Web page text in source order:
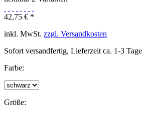
42,75 € *
inkl. MwSt. zzgl. Versandkosten
Sofort versandfertig, Lieferzeit ca. 1-3 Tage
Farbe:
Größe: